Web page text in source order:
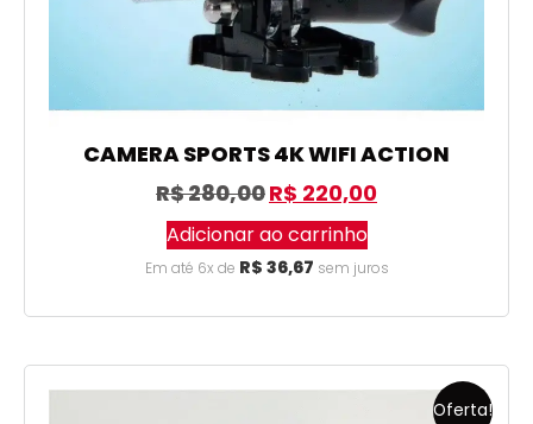
CAMERA SPORTS 4K WIFI ACTION
R$280,00R$ 220,00
Adicionar ao carrinho
Em até 6x de R$ 36,67 sem juros
Oferta!